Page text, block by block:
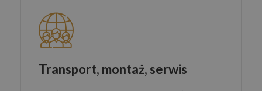
Transport, montaż, serwis